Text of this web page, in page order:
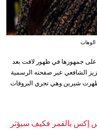
الوهاب
جمهورها في ظهور لافت بعد
الشافعي عبر صفحته الرسمية
شيرين وهي تجري البروفات
بالقمر فكيف سيؤثر